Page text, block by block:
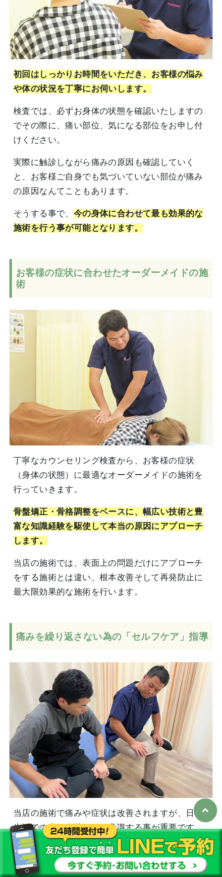
初回はしっかりお時間をいただき、お客様の悩み
や体の状況を丁寧にお伺いします。
検査では、必ずお身体の状態を確認いたしますの
でその際に、痛い部位、気になる部位をお申し付
けください。
実際に触診しながら痛みの原因も確認していく
と、お客様ご自身でも気づいていない部位が痛み
の原因なんてこともあります。
そうする事で、 今の身体に合わせて最も効果的な
施術を行う事が可能となります。
お客様の症状に合わせたオーダーメイドの施
術
丁寧なカウンセリング検査から、お客様の症状
（身体の状態）に最適なオーダーメイドの施術を
行っていきます。
骨盤矯正・骨格調整をベースに、幅広い技術と豊
富な知識経験を駆使して本当の原因にアプローチ
します。
当店の施術では、表面上の問題だけにアプローチ
をする施術とは違い、根本改善そして再発防止に
最大限効果的な施術を行います。
痛みを繰り返さない為の「セルフケア」指導
当店の施術で痛みや症状は改善されますが、日常
生活での癖や姿勢からも意識する事が重要です。
自宅でできる簡単なストレッチや姿勢への意識な
ど「具体的に何をしたらいいの？」という疑問に